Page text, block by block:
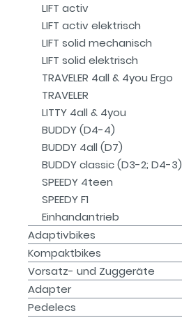
LIFT activ
LIFT activ elektrisch
LIFT solid mechanisch
LIFT solid elektrisch
TRAVELER 4all & 4you Ergo
TRAVELER
LITTY 4all & 4you
BUDDY (D4-4)
BUDDY 4all (D7)
BUDDY classic (D3-2; D4-3)
SPEEDY 4teen
SPEEDY F1
Einhandantrieb
Adaptivbikes
Kompaktbikes
Vorsatz- und Zuggeräte
Adapter
Pedelecs